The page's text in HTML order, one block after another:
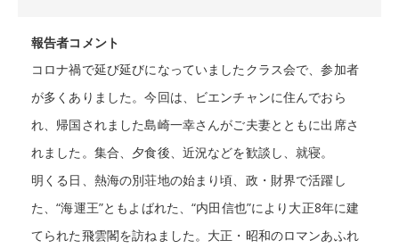
報告者コメント
コロナ禍で延び延びになっていましたクラス会で、参加者
が多くありました。今回は、ビエンチャンに住んでおら
れ、帰国されました島崎一幸さんがご夫妻とともに出席さ
れました。集合、夕食後、近況などを歓談し、就寝。
明くる日、熱海の別荘地の始まり頃、政・財界で活躍し
た、“海運王”ともよばれた、“内田信也”により大正8年に建
てられた飛雲閣を訪ねました。大正・昭和のロマンあふれ